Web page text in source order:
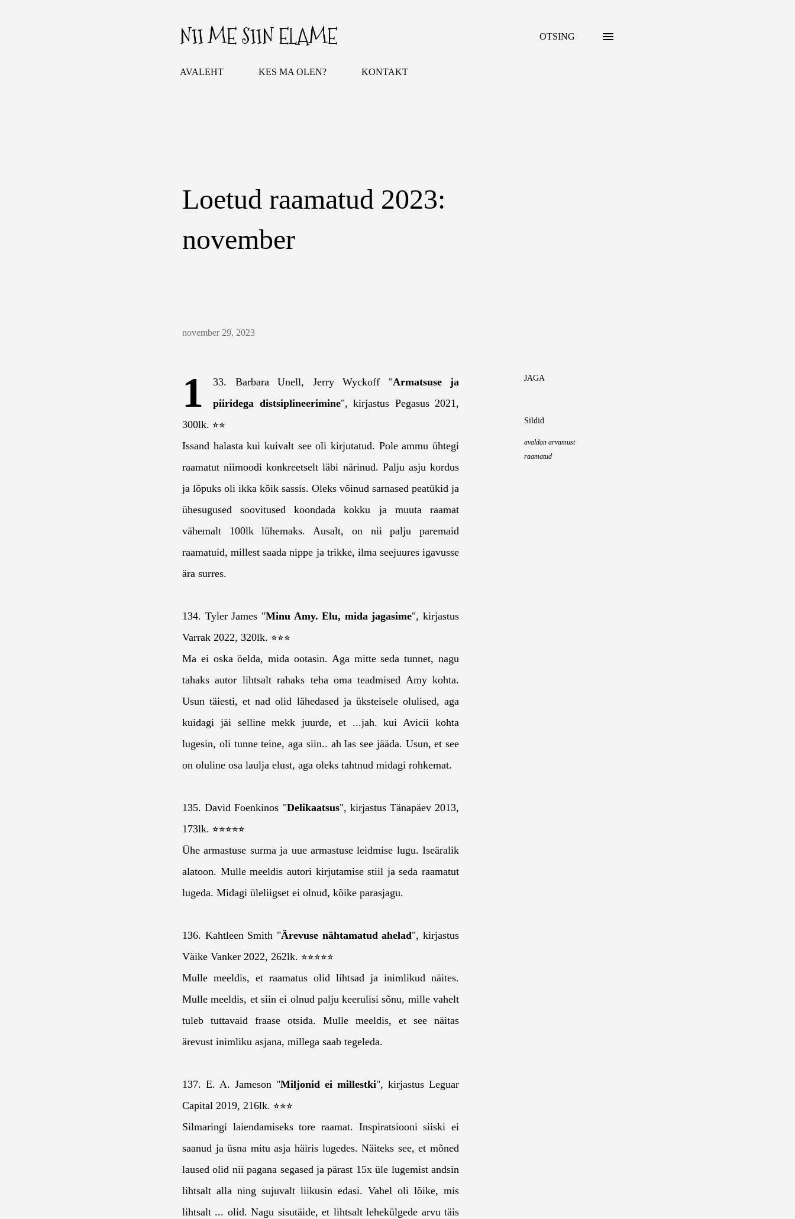
NII ME SIIN ELAME OTSING
AVALEHT KES MA OLEN? KONTAKT
Loetud raamatud 2023:
november
november 29, 2023
1 33. Barbara Unell, Jerry Wyckoff "Armatsuse ja
piiridega distsiplineerimine", kirjastus Pegasus 2021,
300lk. ⭐⭐
Issand halasta kui kuivalt see oli kirjutatud. Pole ammu ühtegi
raamatut niimoodi konkreetselt läbi närinud. Palju asju kordus
ja lõpuks oli ikka kõik sassis. Oleks võinud sarnased peatükid ja
ühesugused soovitused koondada kokku ja muuta raamat
vähemalt 100lk lühemaks. Ausalt, on nii palju paremaid
raamatuid, millest saada nippe ja trikke, ilma seejuures igavusse
ära surres.
134. Tyler James "Minu Amy. Elu, mida jagasime", kirjastus
Varrak 2022, 320lk. ⭐⭐⭐
Ma ei oska öelda, mida ootasin. Aga mitte seda tunnet, nagu
tahaks autor lihtsalt rahaks teha oma teadmised Amy kohta.
Usun täiesti, et nad olid lähedased ja üksteisele olulised, aga
kuidagi jäi selline mekk juurde, et ...jah. kui Avicii kohta
lugesin, oli tunne teine, aga siin.. ah las see jääda. Usun, et see
on oluline osa laulja elust, aga oleks tahtnud midagi rohkemat.
135. David Foenkinos "Delikaatsus", kirjastus Tänapäev 2013,
173lk. ⭐⭐⭐⭐⭐
Ühe armastuse surma ja uue armastuse leidmise lugu. Iseäralik
alatoon. Mulle meeldis autori kirjutamise stiil ja seda raamatut
lugeda. Midagi üleliigset ei olnud, kõike parasjagu.
136. Kahtleen Smith "Ärevuse nähtamatud ahelad", kirjastus
Väike Vanker 2022, 262lk. ⭐⭐⭐⭐⭐
Mulle meeldis, et raamatus olid lihtsad ja inimlikud näites.
Mulle meeldis, et siin ei olnud palju keerulisi sõnu, mille vahelt
tuleb tuttavaid fraase otsida. Mulle meeldis, et see näitas
ärevust inimliku asjana, millega saab tegeleda.
137. E. A. Jameson "Miljonid ei millestki", kirjastus Leguar
Capital 2019, 216lk. ⭐⭐⭐
Silmaringi laiendamiseks tore raamat. Inspiratsiooni siiski ei
saanud ja üsna mitu asja häiris lugedes. Näiteks see, et mõned
laused olid nii pagana segased ja pärast 15x üle lugemist andsin
lihtsalt alla ning sujuvalt liikusin edasi. Vahel oli lõike, mis
lihtsalt ... olid. Nagu sisutäide, et lihtsalt lehekülgede arvu täis
JAGA
Sildid
avaldan arvamust
raamatud